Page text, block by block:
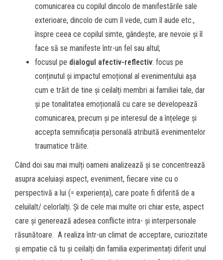
comunicarea cu copilul dincolo de manifestările sale
exterioare, dincolo de cum îl vede, cum îl aude etc.,
înspre ceea ce copilul simte, gândește, are nevoie și îl
face să se manifeste într-un fel sau altul;
focusul pe dialogul afectiv-reflectiv: focus pe
conținutul și impactul emoțional al evenimentului așa
cum e trăit de tine și ceilalți membri ai familiei tale, dar
și pe tonalitatea emoțională cu care se developează
comunicarea, precum și pe interesul de a înțelege și
accepta semnificația personală atribuită evenimentelor
traumatice trăite.
Când doi sau mai mulți oameni analizează și se concentrează
asupra aceluiași aspect, eveniment, fiecare vine cu o
perspectivă a lui (= experiența), care poate fi diferită de a
celuilalt/ celorlalți. Și de cele mai multe ori chiar este, aspect
care și generează adesea conflicte intra- și interpersonale
răsunătoare. A realiza într-un climat de acceptare, curiozitate
și empatie că tu și ceilalți din familia experimentați diferit unul